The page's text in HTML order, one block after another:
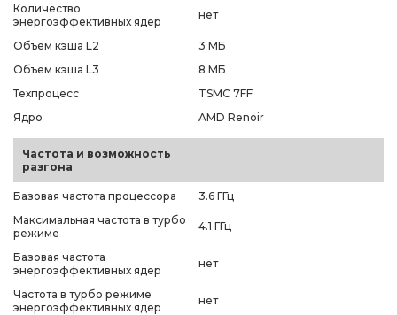
Количество
энергоэффективных ядер
нет
Объем кэша L2
3 МБ
Объем кэша L3
8 МБ
Техпроцесс
TSMC 7FF
Ядро
AMD Renoir
Частота и возможность
разгона
Базовая частота процессора
3.6 ГГц
Максимальная частота в турбо
режиме
4.1 ГГц
Базовая частота
энергоэффективных ядер
нет
Частота в турбо режиме
энергоэффективных ядер
нет